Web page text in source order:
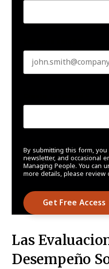
By submitting this form,
newsletter, and occasional
Managing People. You can
more details, please review
Las
Desempeño